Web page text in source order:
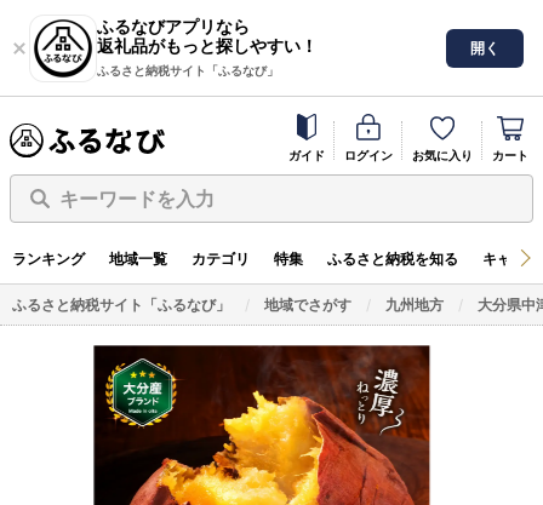
ふるなびアプリなら
返礼品がもっと探しやすい！
ふるさと納税サイト「ふるなび」
開く
ガイド ログイン お気に入り カート
キーワードを入力
ランキング 地域一覧 カテゴリ 特集 ふるさと納税を知る キャン
ふるさと納税サイト「ふるなび」 地域でさがす 九州地方 大分県中